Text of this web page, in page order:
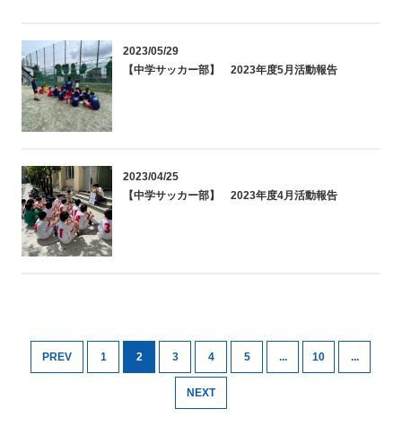
2023/05/29
【中学サッカー部】 2023年度5月活動報告
2023/04/25
【中学サッカー部】 2023年度4月活動報告
PREV 1 2 3 4 5 ... 10 ...
NEXT